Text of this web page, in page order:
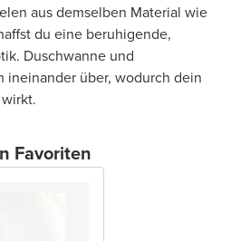
aus demselben Material wie
du eine beruhigende,
Duschwanne und
ineinander über, wodurch dein
Favoriten